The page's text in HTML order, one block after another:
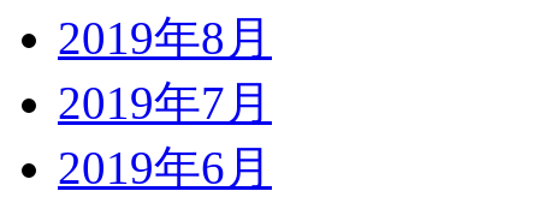
2019年8月
2019年7月
2019年6月